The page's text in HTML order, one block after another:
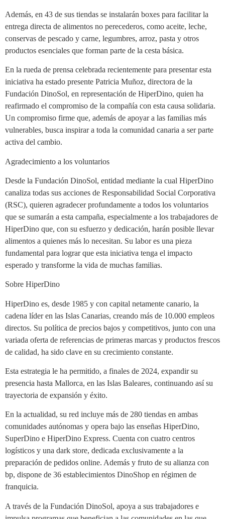
Además, en 43 de sus tiendas se instalarán boxes para facilitar la
entrega directa de alimentos no perecederos, como aceite, leche,
conservas de pescado y carne, legumbres, arroz, pasta y otros
productos esenciales que forman parte de la cesta básica.
En la rueda de prensa celebrada recientemente para presentar esta
iniciativa ha estado presente Patricia Muñoz, directora de la
Fundación DinoSol, en representación de HiperDino, quien ha
reafirmado el compromiso de la compañía con esta causa solidaria.
Un compromiso firme que, además de apoyar a las familias más
vulnerables, busca inspirar a toda la comunidad canaria a ser parte
activa del cambio.
Agradecimiento a los voluntarios
Desde la Fundación DinoSol, entidad mediante la cual HiperDino
canaliza todas sus acciones de Responsabilidad Social Corporativa
(RSC), quieren agradecer profundamente a todos los voluntarios
que se sumarán a esta campaña, especialmente a los trabajadores de
HiperDino que, con su esfuerzo y dedicación, harán posible llevar
alimentos a quienes más lo necesitan. Su labor es una pieza
fundamental para lograr que esta iniciativa tenga el impacto
esperado y transforme la vida de muchas familias.
Sobre HiperDino
HiperDino es, desde 1985 y con capital netamente canario, la
cadena líder en las Islas Canarias, creando más de 10.000 empleos
directos. Su política de precios bajos y competitivos, junto con una
variada oferta de referencias de primeras marcas y productos frescos
de calidad, ha sido clave en su crecimiento constante.
Esta estrategia le ha permitido, a finales de 2024, expandir su
presencia hasta Mallorca, en las Islas Baleares, continuando así su
trayectoria de expansión y éxito.
En la actualidad, su red incluye más de 280 tiendas en ambas
comunidades autónomas y opera bajo las enseñas HiperDino,
SuperDino e HiperDino Express. Cuenta con cuatro centros
logísticos y una dark store, dedicada exclusivamente a la
preparación de pedidos online. Además y fruto de su alianza con
bp, dispone de 36 establecimientos DinoShop en régimen de
franquicia.
A través de la Fundación DinoSol, apoya a sus trabajadores e